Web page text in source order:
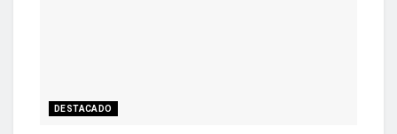
DESTACADO